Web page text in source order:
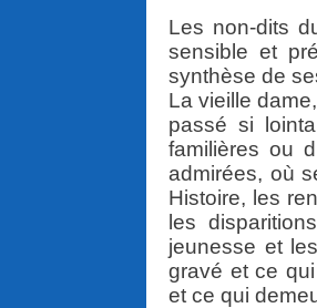
Les non-dits
sensible et
synthèse de
La vieille
passé si
familières ou
admirées, où
Histoire, les
les
jeunesse et
gravé et ce
et ce qui